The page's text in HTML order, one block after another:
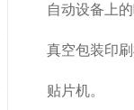
自动设备上
真空包装印
贴片机。